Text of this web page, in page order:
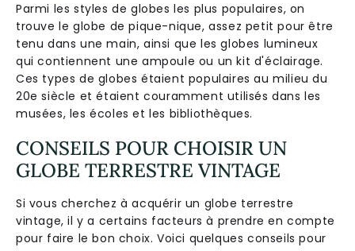
Parmi les styles de globes les plus populaires, on
trouve le globe de pique-nique, assez petit pour être
tenu dans une main, ainsi que les globes lumineux
qui contiennent une ampoule ou un kit d'éclairage.
Ces types de globes étaient populaires au milieu du
20e siècle et étaient couramment utilisés dans les
musées, les écoles et les bibliothèques.
CONSEILS POUR CHOISIR UN
GLOBE TERRESTRE VINTAGE
Si vous cherchez à acquérir un globe terrestre
vintage, il y a certains facteurs à prendre en compte
pour faire le bon choix. Voici quelques conseils pour